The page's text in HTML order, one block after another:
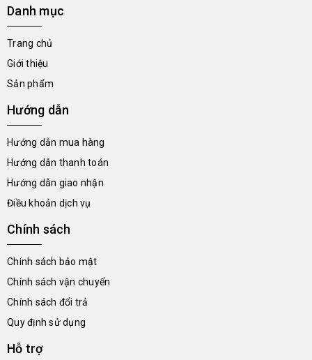
Danh mục
Trang chủ
Giới thiệu
Sản phẩm
Hướng dẫn
Hướng dẫn mua hàng
Hướng dẫn thanh toán
Hướng dẫn giao nhận
Điều khoản dịch vụ
Chính sách
Chính sách bảo mật
Chính sách vận chuyển
Chính sách đổi trả
Quy định sử dụng
Hỗ trợ